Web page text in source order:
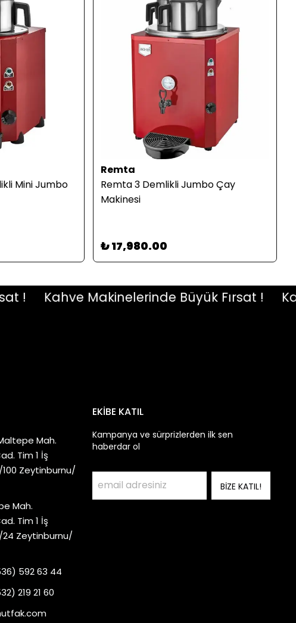
Mini Jumbo
Remta
Remta 3 Demlikli Jumbo Çay
Makinesi
₺ 17,980.00
Kahve Makinelerinde Büyük Fırsat !
Mah.
Tim 1 İş
100 Zeytinburnu/
Mah.
Tim 1 İş
24 Zeytinburnu/
592 63 44
219 21 60
EKİBE KATIL
Kampanya ve sürprizlerden ilk sen
haberdar ol
BİZE KATIL!